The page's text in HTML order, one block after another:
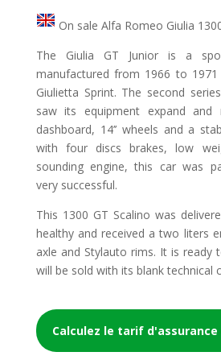
On sale Alfa Romeo Giulia
The Giulia GT Junior is a
manufactured from 1966 to
Giulietta Sprint. The second
saw its equipment expand and
dashboard, 14’’ wheels and a
with four discs brakes, low
sounding engine, this car was
very successful.
This 1300 GT Scalino was
healthy and received a two liters
axle and Stylauto rims. It is ready
will be sold with its blank technical
Calculez le tarif d'assurance